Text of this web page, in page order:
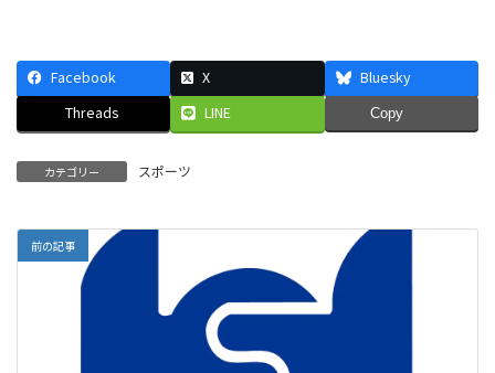
Facebook X
Bluesky
Threads
LINE Copy
カテゴリー スポーツ
前の記事